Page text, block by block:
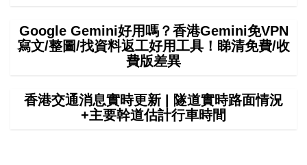
Google Gemini好用嗎？香港Gemini免VPN
寫文/整圖/找資料返工好用工具！睇清免費/收
費版差異
香港交通消息實時更新 | 隧道實時路面情況
+主要幹道估計行車時間